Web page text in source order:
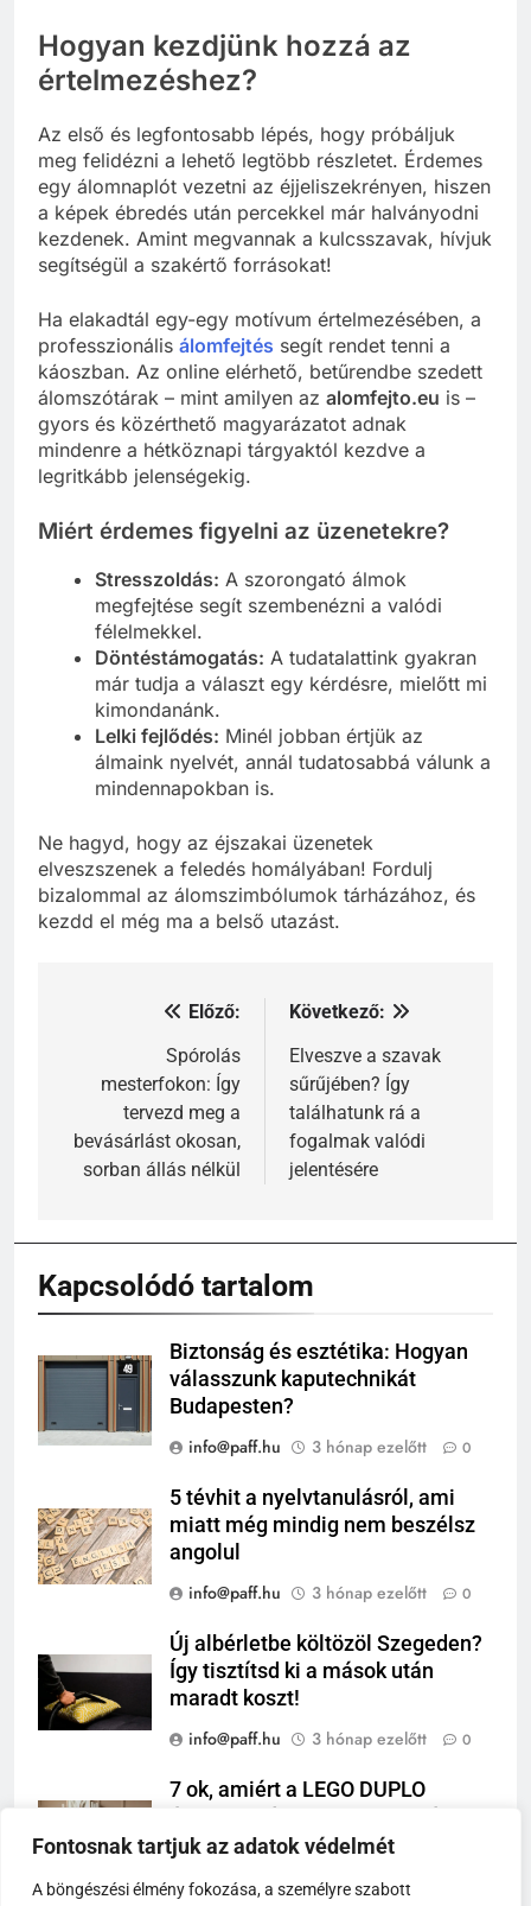
Fontosnak tartjuk az adatok védelmét
A böngészési élmény fokozása, a személyre szabott
Hogyan kezdjünk hozzá az
értelmezéshez?
Az első és legfontosabb lépés, hogy próbáljuk
meg felidézni a lehető legtöbb részletet. Érdemes
egy álomnaplót vezetni az éjjeliszekrényen, hiszen
a képek ébredés után percekkel már halványodni
kezdenek. Amint megvannak a kulcsszavak, hívjuk
segítségül a szakértő forrásokat!
Ha elakadtál egy-egy motívum értelmezésében, a
professzionális álomfejtés segít rendet tenni a
káoszban. Az online elérhető, betűrendbe szedett
álomszótárak – mint amilyen az alomfejto.eu is –
gyors és közérthető magyarázatot adnak
mindenre a hétköznapi tárgyaktól kezdve a
legritkább jelenségekig.
Miért érdemes figyelni az üzenetekre?
Stresszoldás: A szorongató álmok
megfejtése segít szembenézni a valódi
félelmekkel.
Döntéstámogatás: A tudatalattink gyakran
már tudja a választ egy kérdésre, mielőtt mi
kimondanánk.
Lelki fejlődés: Minél jobban értjük az
álmaink nyelvét, annál tudatosabbá válunk a
mindennapokban is.
Ne hagyd, hogy az éjszakai üzenetek
elveszszenek a feledés homályában! Fordulj
bizalommal az álomszimbólumok tárházához, és
kezdd el még ma a belső utazást.
Bejegyzés
navigáció
Előző:
Spórolás
mesterfokon: Így
tervezd meg a
bevásárlást okosan,
sorban állás nélkül
Következő:
Elveszve a szavak
sűrűjében? Így
találhatunk rá a
fogalmak valódi
jelentésére
Kapcsolódó tartalom
Biztonság és esztétika: Hogyan
válasszunk kaputechnikát
Budapesten?
info@paff.hu
3 hónap ezelőtt 0
5 tévhit a nyelvtanulásról, ami
miatt még mindig nem beszélsz
angolul
info@paff.hu
3 hónap ezelőtt 0
Új albérletbe költözöl Szegeden?
Így tisztítsd ki a mások után
maradt koszt!
info@paff.hu
3 hónap ezelőtt 0
7 ok, amiért a LEGO DUPLO
királya
info@paff.hu
3 hónap ezelőtt